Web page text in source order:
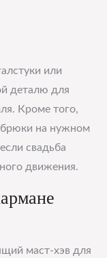
или
деталю для
Кроме того,
на нужном
свадьба
движения.
маст-хэв для